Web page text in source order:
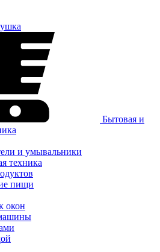
Бытовая и
и умывальники
техника
пищи
окон